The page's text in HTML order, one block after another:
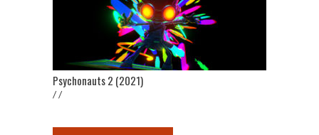
Psychonauts 2 (2021)
/ /